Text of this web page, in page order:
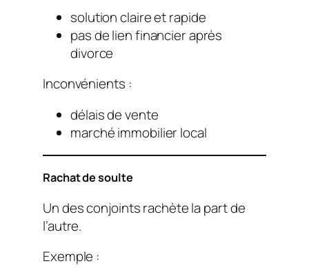
solution claire et rapide
pas de lien financier après
divorce
Inconvénients :
délais de vente
marché immobilier local
Rachat de soulte
Un des conjoints rachète la part de
l’autre.
Exemple :